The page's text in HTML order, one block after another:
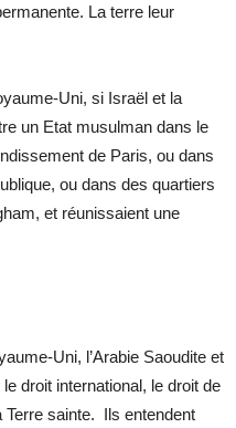
La terre leur
Uni, si Israël et la
un Etat musulman dans le
de Paris, ou dans
ou dans des quartiers
et réunissaient une
Uni, l’Arabie Saoudite et
droit international, le droit de
sainte. Ils entendent